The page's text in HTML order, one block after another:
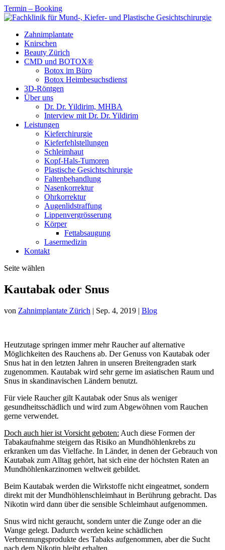
Termin – Booking
Zahnimplantate
Knirschen
Beauty Zürich
CMD und BOTOX®
Botox im Büro
Botox Heimbesuchsdienst
3D-Röntgen
Über uns
Dr. Dr. Yildirim, MHBA
Interview mit Dr. Dr. Yildirim
Leistungen
Kieferchirurgie
Kieferfehlstellungen
Schleimhaut
Kopf-Hals-Tumoren
Plastische Gesichtschirurgie
Faltenbehandlung
Nasenkorrektur
Ohrkorrektur
Augenlidstraffung
Lippenvergrösserung
Körper
Fettabsaugung
Lasermedizin
Kontakt
Seite wählen
Kautabak oder Snus
von Zahnimplantate Zürich | Sep. 4, 2019 | Blog
Heutzutage springen immer mehr Raucher auf alternative
Möglichkeiten des Rauchens ab. Der Genuss von Kautabak oder
Snus hat in den letzten Jahren in unseren Breitengraden stark
zugenommen. Kautabak wird sehr gerne im asiatischen Raum und
Snus in skandinavischen Ländern benutzt.
Für viele Raucher gilt Kautabak oder Snus als weniger
gesundheitsschädlich und wird zum Abgewöhnen vom Rauchen
gerne verwendet.
Doch auch hier ist Vorsicht geboten: Auch diese Formen der
Tabakaufnahme steigern das Risiko an Mundhöhlenkrebs zu
erkranken um das Vielfache. In Länder, in denen der Gebrauch von
Kautabak zum Alltag gehört, hat sich eine der höchsten Raten an
Mundhöhlenkarzinomen weltweit gebildet.
Beim Kautabak werden die Wirkstoffe nicht eingeatmet, sondern
direkt mit der Mundhöhlenschleimhaut in Berührung gebracht. Das
Nikotin wird dann über die sensible Schleimhaut aufgenommen.
Snus wird nicht geraucht, sondern unter die Zunge oder an die
Wange gelegt. Dadurch werden keine schädlichen
Verbrennungsprodukte des Tabaks aufge­nommen, aber die Sucht
nach dem Nikotin bleibt erhalten.